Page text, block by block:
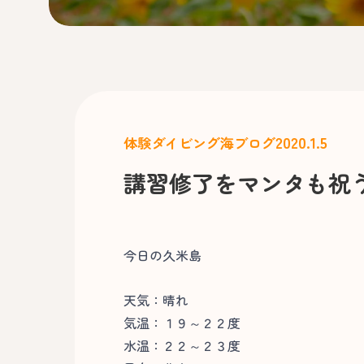
体験ダイビング海ブログ2020.1.5
講習修了をマンタも祝
今日の久米島
天気：晴れ
気温：１９～２２度
水温：２２～２３度